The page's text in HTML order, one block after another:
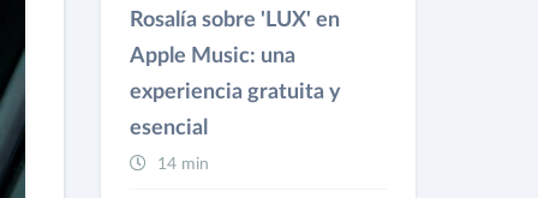
Rosalía sobre 'LUX' en
Apple Music: una
experiencia gratuita y
esencial
14 min